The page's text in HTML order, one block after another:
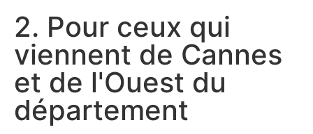
2. Pour ceux qui
viennent de Cannes
et de l'Ouest du
département